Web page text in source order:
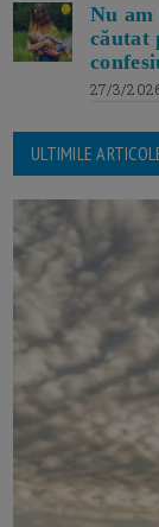
Nu
căutat
27/3/
ULTIMILE